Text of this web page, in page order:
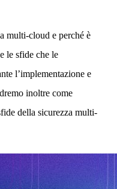
multi-cloud e perché è
le sfide che le
l’implementazione e
inoltre come
della sicurezza multi-